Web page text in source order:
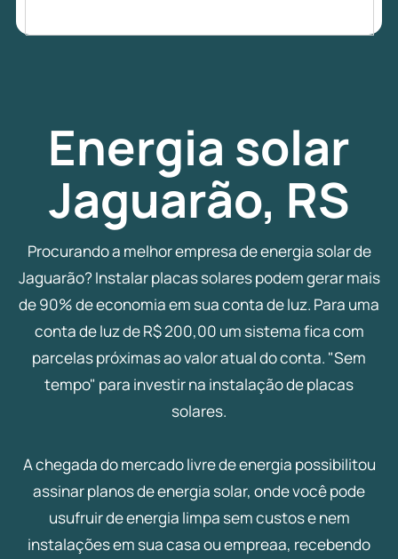
Energia solar
Jaguarão, RS
Procurando a melhor empresa de energia solar de
Jaguarão? Instalar placas solares podem gerar mais
de 90% de economia em sua conta de luz. Para uma
conta de luz de R$ 200,00 um sistema fica com
parcelas próximas ao valor atual do conta. "Sem
tempo" para investir na instalação de placas
solares.
A chegada do mercado livre de energia possibilitou
assinar planos de energia solar, onde você pode
usufruir de energia limpa sem custos e nem
instalações em sua casa ou empreaa, recebendo